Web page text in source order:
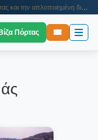
μας για πληροφορίες σχετικά με τις διαδικασίες εισόδου, τα βήματα ταξιδιού και τις λεπτομέρειες της εκδρομής.
Βίζα Πόρτας